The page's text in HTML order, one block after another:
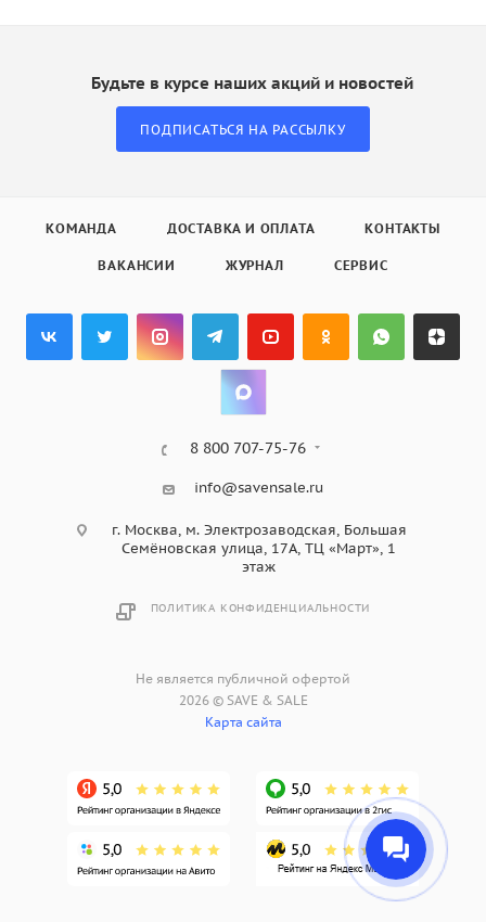
Будьте в курсе наших акций и новостей
ПОДПИСАТЬСЯ НА РАССЫЛКУ
КОМАНДА ДОСТАВКА И ОПЛАТА КОНТАКТЫ
ВАКАНСИИ ЖУРНАЛ СЕРВИС
8 800 707-75-76
info@savensale.ru
г. Москва, м. Электрозаводская, Большая
Семёновская улица, 17А, ТЦ «Март», 1
этаж
ПОЛИТИКА КОНФИДЕНЦИАЛЬНОСТИ
Не является публичной офертой
2026 © SAVE & SALE
Карта сайта